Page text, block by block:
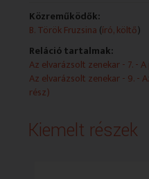
Közreműködött a Magyar
Piccolószóló: Török
Zenei szerkesztő: B. Török
Rendező: Vajda István
Készült a Médiatanács
Mecenatúra program
(Cserés pályázat)
(A felvételt a Kaneta
Közreműködők:
B. Török Fruzsina (író, költő)
Reláció tartalmak:
Az elvarázsolt zenekar - 7. -
Az elvarázsolt zenekar - 9. -
rész)
Kiemelt részek